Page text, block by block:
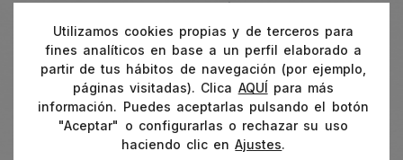
hacemos el problema gigante?
Distingue entre culpa y responsabilidad:
no tenemos que tratar de buscar
culpables, si no responsables.La culpa
nos globaliza como persona y nos
bloquea:¿cómo podemos lidiar con la
culpa entonces? Convirtiéndola en
Utilizamos cookies propias y de terceros para
fines analíticos en base a un perfil elaborado a
partir de tus hábitos de navegación (por ejemplo,
páginas visitadas). Clica AQUÍ para más
información. Puedes aceptarlas pulsando el botón
"Aceptar" o configurarlas o rechazar su uso
haciendo clic enAjustes.